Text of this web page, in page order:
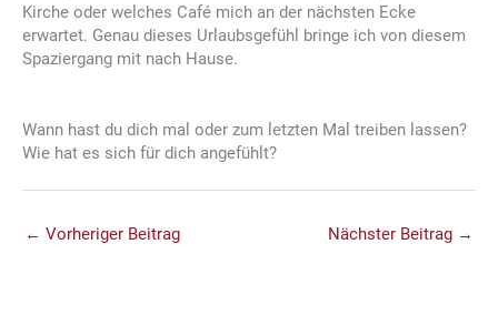
Kirche oder welches Café mich an der nächsten Ecke
erwartet. Genau dieses Urlaubsgefühl bringe ich von diesem
Spaziergang mit nach Hause.
Wann hast du dich mal oder zum letzten Mal treiben lassen?
Wie hat es sich für dich angefühlt?
← Vorheriger Beitrag Nächster Beitrag →